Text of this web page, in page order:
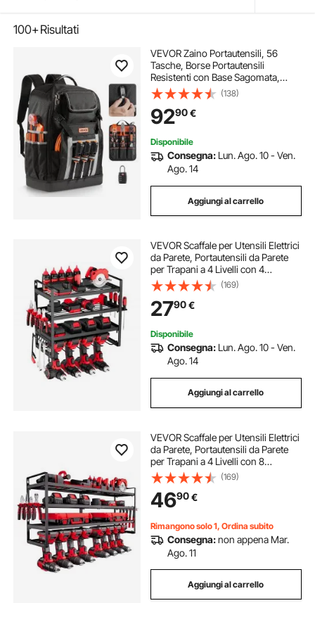
100+Risultati
VEVOR Zaino Portautensili, 56
Tasche, Borse Portautensili
Resistenti con Base Sagomata,
Zaino per Elettricisti, per Cantieri
Edili, Elettricisti, Tecnici Industriali,
Riparatori e Tecnici HVAC
(138)
9290€
Disponibile
Consegna: Lun. Ago. 10 - Ven.
Ago. 14
Aggiungi al carrello
VEVOR Scaffale per Utensili Elettrici
da Parete, Portautensili da Parete
per Trapani a 4 Livelli con 4
Supporti per Trapano, Portaoggetti
con Supporto per Cacciavite, per
Utensili da Garage Officina
(169)
2790€
Disponibile
Consegna: Lun. Ago. 10 - Ven.
Ago. 14
Aggiungi al carrello
VEVOR Scaffale per Utensili Elettrici
da Parete, Portautensili da Parete
per Trapani a 4 Livelli con 8
Supporti per Trapano, Portaoggetti
con Supporto per Cacciavite, per
Utensili da Garage Officina
(169)
4690€
Rimangono solo 1, Ordina subito
Consegna:non appena Mar.
Ago. 11
Aggiungi al carrello